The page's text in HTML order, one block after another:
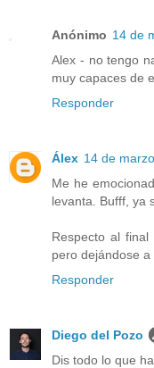
Anónimo 14 de
Alex - no tengo
muy capaces de
Responder
Álex 14 de
Me he
levanta. Bufff, ya
Respecto al
pero dejándose a
Responder
Diego del Pozo
Dis todo lo que